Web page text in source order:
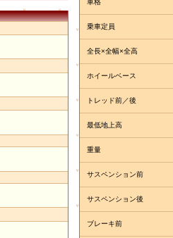
車格
乗車定員
全長×全幅×全高
ホイールベース
トレッド前／後
最低地上高
重量
サスペンション前
サスペンション後
ブレーキ前